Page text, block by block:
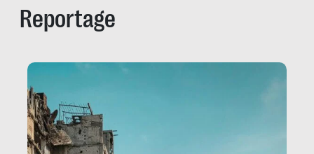
Reportage